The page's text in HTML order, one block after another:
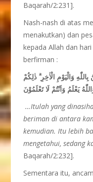
Baqarah/2:231].
Nash-nash di atas
menakutkan) dan
kepada Allah dan
berfirman :
وَالْيَوْمِ الْاٰخِرِ ۗ ذٰلِكُمْ
يَعْلَمُ وَاَنْتُمْ لَا تَعْلَمُوْنَ
…Itulah yang
beriman di antara
kemudian. Itu lebih
mengetahui, sedang
Baqarah/2:232].
Sementara itu,